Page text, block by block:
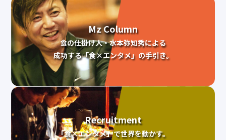
Mz Column
食の仕掛け人・水本弥知秀による
成功する「食×エンタメ」の手引き。
Recruitment
「食×エンタメ」で世界を動かす。